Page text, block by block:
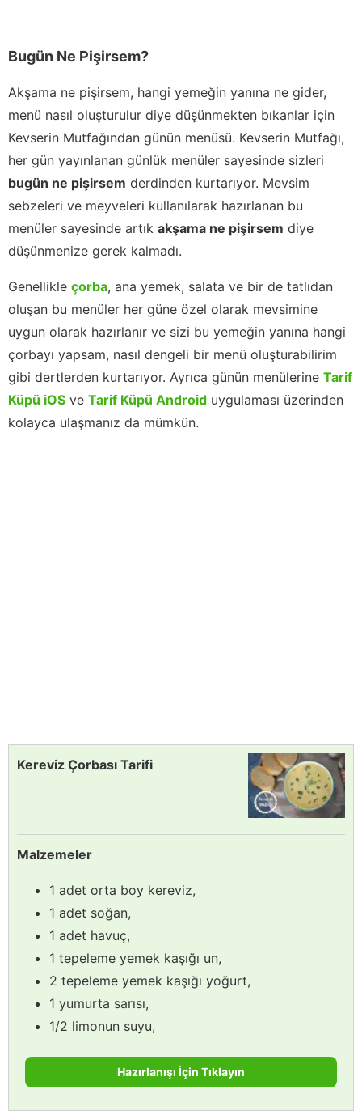
Bugün Ne Pişirsem?
Akşama ne pişirsem, hangi yemeğin yanına ne gider,
menü nasıl oluşturulur diye düşünmekten bıkanlar için
Kevserin Mutfağından günün menüsü. Kevserin Mutfağı,
her gün yayınlanan günlük menüler sayesinde sizleri
bugün ne pişirsem derdinden kurtarıyor. Mevsim
sebzeleri ve meyveleri kullanılarak hazırlanan bu
menüler sayesinde artık akşama ne pişirsem diye
düşünmenize gerek kalmadı.
Genellikle çorba, ana yemek, salata ve bir de tatlıdan
oluşan bu menüler her güne özel olarak mevsimine
uygun olarak hazırlanır ve sizi bu yemeğin yanına hangi
çorbayı yapsam, nasıl dengeli bir menü oluşturabilirim
gibi dertlerden kurtarıyor. Ayrıca günün menülerine Tarif
Küpü iOS ve Tarif Küpü Android uygulaması üzerinden
kolayca ulaşmanız da mümkün.
Kereviz Çorbası Tarifi
Malzemeler
1 adet orta boy kereviz,
1 adet soğan,
1 adet havuç,
1 tepeleme yemek kaşığı un,
2 tepeleme yemek kaşığı yoğurt,
1 yumurta sarısı,
1/2 limonun suyu,
Hazırlanışı İçin Tıklayın